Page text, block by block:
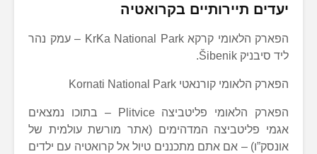
יעדים תיירותיים בקרואטיה
הפארק הלאומי קרקא KrKa National Park – עמק נהר
ליד סיבניק Šibenik.
הפארק הלאומי קורנאטי Kornati National Park
הפארק הלאומי פליטביצה Plitvice – בתוכו נמצאים
אגמי פליטביצה המדהימים (אתר מורשת עולמית של
אונסק”ו) – אם אתם מתכננים טיול אל קרואטיה עם ילדים